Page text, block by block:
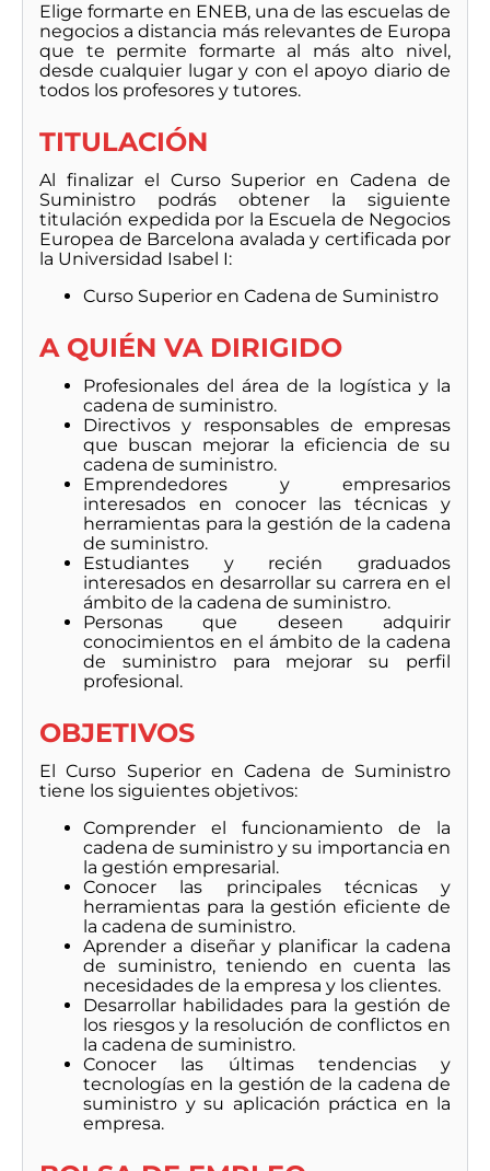
Elige formarte en ENEB, una de las escuelas de
negocios a distancia más relevantes de Europa
que te permite formarte al más alto nivel,
desde cualquier lugar y con el apoyo diario de
todos los profesores y tutores.
TITULACIÓN
Al finalizar el Curso Superior en Cadena de
Suministro podrás obtener la siguiente
titulación expedida por la Escuela de Negocios
Europea de Barcelona avalada y certificada por
la Universidad Isabel I:
Curso Superior en Cadena de Suministro
A QUIÉN VA DIRIGIDO
Profesionales del área de la logística y la
cadena de suministro.
Directivos y responsables de empresas
que buscan mejorar la eficiencia de su
cadena de suministro.
Emprendedores y empresarios
interesados en conocer las técnicas y
herramientas para la gestión de la cadena
de suministro.
Estudiantes y recién graduados
interesados en desarrollar su carrera en el
ámbito de la cadena de suministro.
Personas que deseen adquirir
conocimientos en el ámbito de la cadena
de suministro para mejorar su perfil
profesional.
OBJETIVOS
El Curso Superior en Cadena de Suministro
tiene los siguientes objetivos:
Comprender el funcionamiento de la
cadena de suministro y su importancia en
la gestión empresarial.
Conocer las principales técnicas y
herramientas para la gestión eficiente de
la cadena de suministro.
Aprender a diseñar y planificar la cadena
de suministro, teniendo en cuenta las
necesidades de la empresa y los clientes.
Desarrollar habilidades para la gestión de
los riesgos y la resolución de conflictos en
la cadena de suministro.
Conocer las últimas tendencias y
tecnologías en la gestión de la cadena de
suministro y su aplicación práctica en la
empresa.